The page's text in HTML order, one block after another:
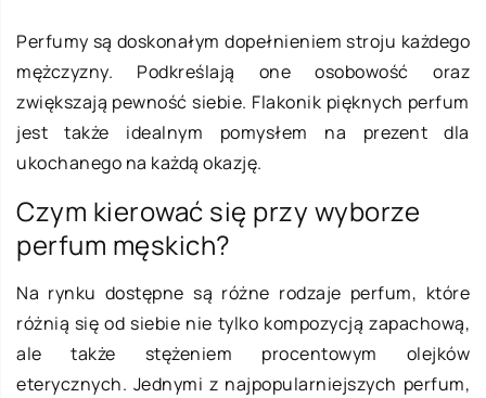
Perfumy są doskonałym dopełnieniem stroju każdego
mężczyzny. Podkreślają one osobowość oraz
zwiększają pewność siebie. Flakonik pięknych perfum
jest także idealnym pomysłem na prezent dla
ukochanego na każdą okazję.
Czym kierować się przy wyborze
perfum męskich?
Na rynku dostępne są różne rodzaje perfum, które
różnią się od siebie nie tylko kompozycją zapachową,
ale także stężeniem procentowym olejków
eterycznych. Jednymi z najpopularniejszych perfum,